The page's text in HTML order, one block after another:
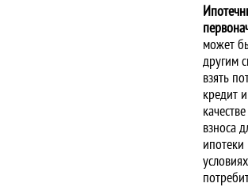
может
другим
взять
кредит
взноса